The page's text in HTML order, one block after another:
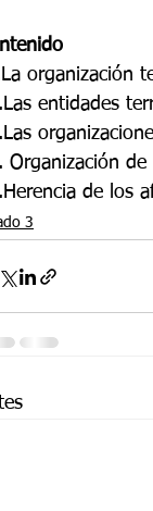
organización
entidades
Organización de
de los
3